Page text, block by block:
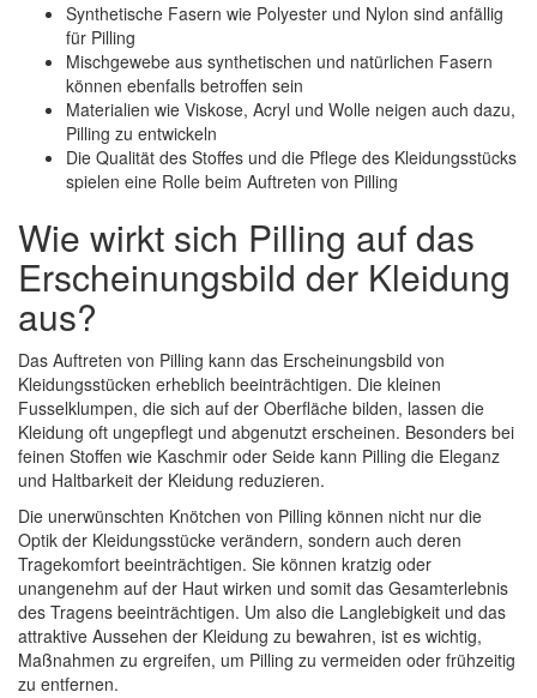
Synthetische Fasern wie Polyester und Nylon sind anfällig
für Pilling
Mischgewebe aus synthetischen und natürlichen Fasern
können ebenfalls betroffen sein
Materialien wie Viskose, Acryl und Wolle neigen auch dazu,
Pilling zu entwickeln
Die Qualität des Stoffes und die Pflege des Kleidungsstücks
spielen eine Rolle beim Auftreten von Pilling
Wie wirkt sich Pilling auf das
Erscheinungsbild der Kleidung
aus?
Das Auftreten von Pilling kann das Erscheinungsbild von
Kleidungsstücken erheblich beeinträchtigen. Die kleinen
Fusselklumpen, die sich auf der Oberfläche bilden, lassen die
Kleidung oft ungepflegt und abgenutzt erscheinen. Besonders bei
feinen Stoffen wie Kaschmir oder Seide kann Pilling die Eleganz
und Haltbarkeit der Kleidung reduzieren.
Die unerwünschten Knötchen von Pilling können nicht nur die
Optik der Kleidungsstücke verändern, sondern auch deren
Tragekomfort beeinträchtigen. Sie können kratzig oder
unangenehm auf der Haut wirken und somit das Gesamterlebnis
des Tragens beeinträchtigen. Um also die Langlebigkeit und das
attraktive Aussehen der Kleidung zu bewahren, ist es wichtig,
Maßnahmen zu ergreifen, um Pilling zu vermeiden oder frühzeitig
zu entfernen.